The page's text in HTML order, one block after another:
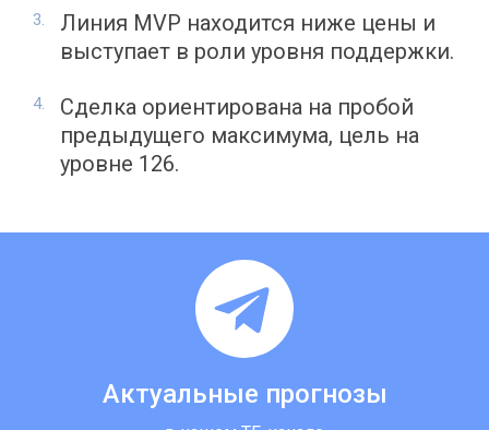
Линия MVP находится ниже цены и
выступает в роли уровня поддержки.
Сделка ориентирована на пробой
предыдущего максимума, цель на
уровне 126.
Актуальные прогнозы